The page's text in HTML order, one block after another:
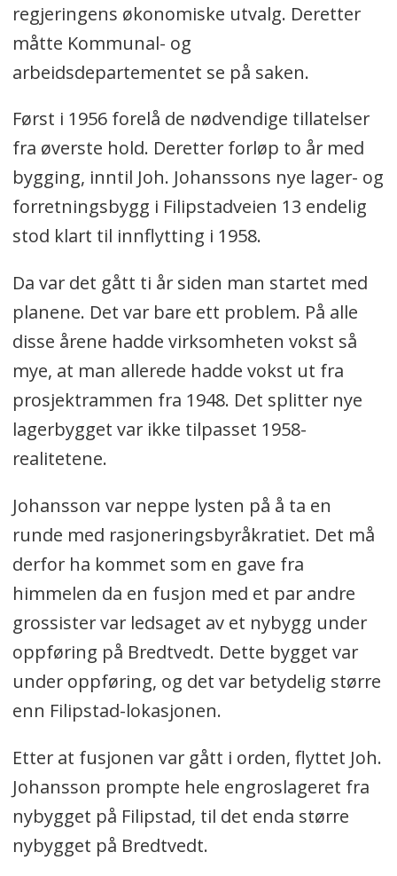
regjeringens økonomiske utvalg. Deretter
måtte Kommunal- og
arbeidsdepartementet se på saken.
Først i 1956 forelå de nødvendige tillatelser
fra øverste hold. Deretter forløp to år med
bygging, inntil Joh. Johanssons nye lager- og
forretningsbygg i Filipstadveien 13 endelig
stod klart til innflytting i 1958.
Da var det gått ti år siden man startet med
planene. Det var bare ett problem. På alle
disse årene hadde virksomheten vokst så
mye, at man allerede hadde vokst ut fra
prosjektrammen fra 1948. Det splitter nye
lagerbygget var ikke tilpasset 1958-
realitetene.
Johansson var neppe lysten på å ta en
runde med rasjoneringsbyråkratiet. Det må
derfor ha kommet som en gave fra
himmelen da en fusjon med et par andre
grossister var ledsaget av et nybygg under
oppføring på Bredtvedt. Dette bygget var
under oppføring, og det var betydelig større
enn Filipstad-lokasjonen.
Etter at fusjonen var gått i orden, flyttet Joh.
Johansson prompte hele engroslageret fra
nybygget på Filipstad, til det enda større
nybygget på Bredtvedt.